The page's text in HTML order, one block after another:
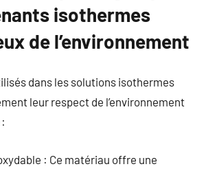
isothermes
de l’environnement
dans les solutions isothermes
leur respect de l’environnement
: Ce matériau offre une